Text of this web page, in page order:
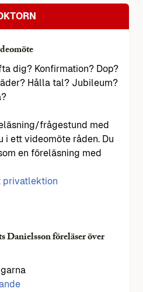
dig? Konfirmation? Dop?
Hålla tal? Jubileum?
frågestund med
i ett videomöte råden. Du
en föreläsning med
privatlektion
Danielsson föreläser över